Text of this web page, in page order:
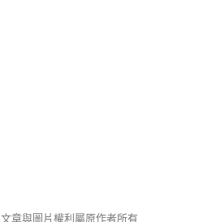
文章與圖片權利屬原作者所有